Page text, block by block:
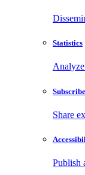
Statistics
Share
Publish